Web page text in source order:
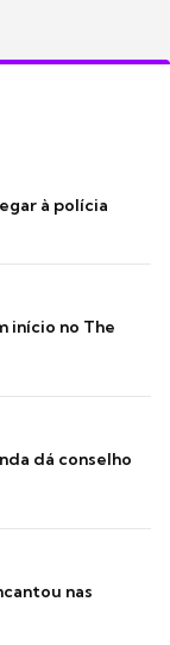
à polícia
início no The
dá conselho
nas